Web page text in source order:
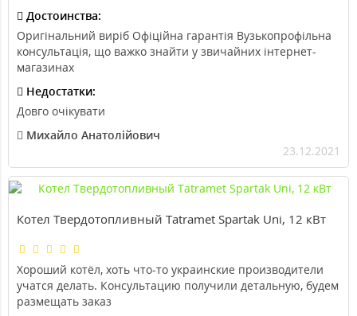
Достоинства:
Оригінальний виріб Офіційна гарантія Вузькопрофільна
консультація, що важко знайти у звичайних інтернет-
магазинах
Недостатки:
Довго очікувати
Михайло Анатолійович
23.12.2021
Котел Твердотопливный Tatramet Spartak Uni, 12 кВт
Хороший котёл, хоть что-то украинские производители
учатся делать. Консультацию получили детальную, будем
размещать заказ